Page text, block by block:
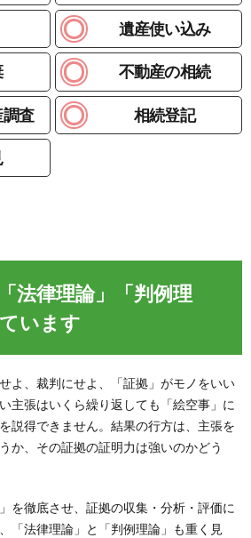
遺産使い込み
不動産の相続
査 相続登記
法律理論」「判例理
います
よ、裁判にせよ、「証拠」がモノをいい
主張はいくら繰り返しても「絵空事」に
説得できません。結果の行方は、主張を
か、その証拠の証明力は強いのかどう
を徹底させ、証拠の収集・分析・評価に
「法律理論」と「判例理論」も重く見